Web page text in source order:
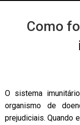
Como
O sistema
organismo de
prejudiciais. Quando